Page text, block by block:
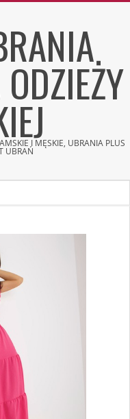
I MĘSKIE, UBRANIA PLUS
UBRAŃ